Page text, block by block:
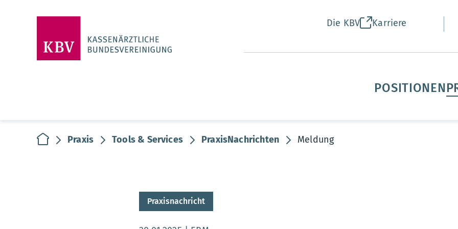
Die KBV Karriere
POSITIONEN
zur Startseite
Praxis Tools & Services PraxisNachrichten Meldung
Praxisnachricht